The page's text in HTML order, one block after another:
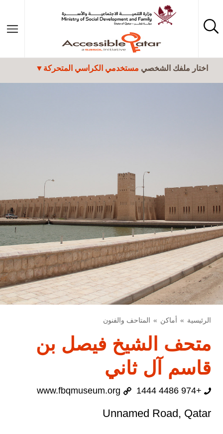
تجاوز إلى المحتوى الرئيسي
اختار ملفك الشخصي مستخدمي الكراسي المتحركة
الرئيسية أماكن المتاحف والفنون
متحف الشيخ فيصل بن
قاسم آل ثاني
+974 4486 1444
www.fbqmuseum.org
Unnamed Road, Qatar